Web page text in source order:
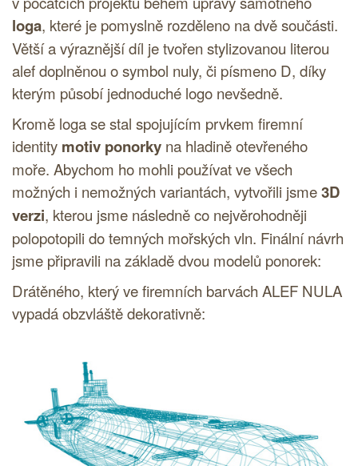
loga, které je pomyslně rozděleno na dvě součásti.
Větší a výraznější díl je tvořen stylizovanou literou
alef doplněnou o symbol nuly, či písmeno D, díky
kterým působí jednoduché logo nevšedně.
Kromě logase stal spojujícím prvkem firemní
identity motiv ponorky na hladině otevřeného
moře. Abychom ho mohli používat ve všech
možných i nemožných variantách, vytvořili jsme3D
verzi, kterou jsme následně co nejvěrohodněji
polopotopili do temných mořských vln. Finální návrh
jsme připravili na základě dvou modelů ponorek:
Drátěného, který ve firemních barvách ALEF NULA
vypadá obzvláště dekorativně: